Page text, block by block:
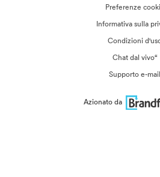
Preferenze
Informativa sulla
Condizioni
Chat dal vivo“
Supporto e-mail
Azionato da